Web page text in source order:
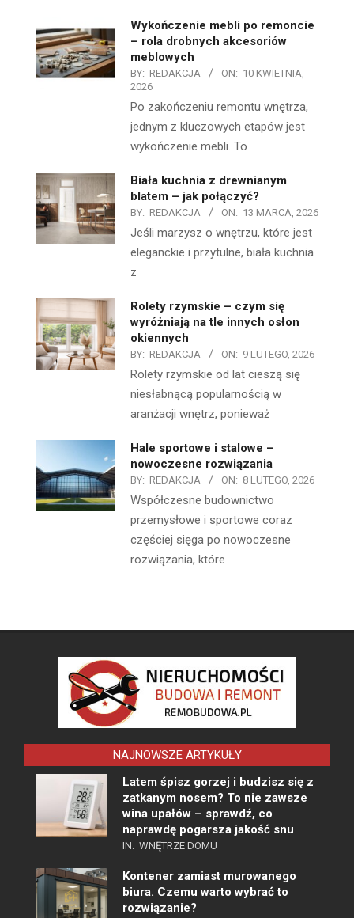
Wykończenie mebli po remoncie
– rola drobnych akcesoriów
meblowych
BY: REDAKCJA ON: 10 KWIETNIA,
2026
Po zakończeniu remontu wnętrza,
jednym z kluczowych etapów jest
wykończenie mebli. To
Biała kuchnia z drewnianym
blatem – jak połączyć?
BY: REDAKCJA ON: 13 MARCA, 2026
Jeśli marzysz o wnętrzu, które jest
eleganckie i przytulne, biała kuchnia
z
Rolety rzymskie – czym się
wyróżniają na tle innych osłon
okiennych
BY: REDAKCJA ON: 9 LUTEGO, 2026
Rolety rzymskie od lat cieszą się
niesłabnącą popularnością w
aranżacji wnętrz, ponieważ
Hale sportowe i stalowe –
nowoczesne rozwiązania
BY: REDAKCJA ON: 8 LUTEGO, 2026
Współczesne budownictwo
przemysłowe i sportowe coraz
częściej sięga po nowoczesne
rozwiązania, które
NAJNOWSZE ARTYKUŁY
Latem śpisz gorzej i budzisz się z
zatkanym nosem? To nie zawsze
wina upałów – sprawdź, co
naprawdę pogarsza jakość snu
IN: WNĘTRZE DOMU
Kontener zamiast murowanego
biura. Czemu warto wybrać to
rozwiązanie?